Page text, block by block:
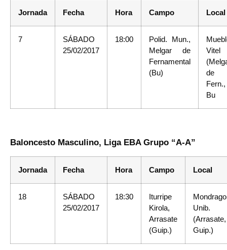
Jornada Fecha Hora Campo Local
7
SÁBADO
25/02/2017
18:00
Polid. Mun.,
Melgar de
Fernamental
(Bu)
Vitel
de
Fern.,
Bu
Baloncesto Masculino, Liga EBA Grupo “A-A”
Jornada Fecha Hora Campo Local
18
SÁBADO
25/02/2017
18:30
Iturripe
Kirola,
Arrasate
(Guip.)
Unib.
(Arrasate,
Guip.)